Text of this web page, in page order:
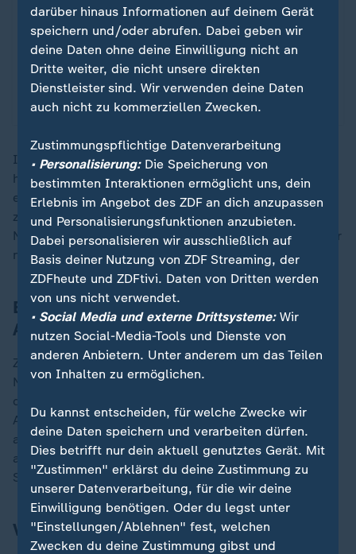
Alexander Zverev hat mentale Probleme öffentlich
gemacht. Der Blick auf seine Karriere zeigt, der
Tennisstar hatte viele Hochs, aber auch Tiefen zu
bewältigen.
von Jannik Schneider
Im dritten Satz ging es dann weiter hin und
her. Lys kam nach einem frühen Aufschlagverlust noch
einmal zurück und hatte beim Stand von 3:3 sogar
zwei weitere Breakchancen. Doch Swiatek bewies
Nervenstärke, hielt ihr Service und nutzte etwas später
nach fast zweieinhalb Stunden ihren ersten Matchball.
Bester Gruppenzweiter kommt ins
Achtelfinale
Zum Auftakt hatten Zverev und Co. mit 3:0 gegen die
Niederlande gewonnen. Bei einem Sieg wäre das
deutsche Team sicher in der Runde der besten Acht.
Auch bei einer Niederlage bestünde noch die Chance
aufs Weiterkommen. Neben den Siegern schafft es
auch der beste Gruppenzweite der drei Gruppen in
Sydney in die K.-o.-Phase.
Vorbereitung auf Australian Open
darüber hinaus Informationen auf deinem Gerät
speichern und/oder abrufen. Dabei geben wir
deine Daten ohne deine Einwilligung nicht an
Dritte weiter, die nicht unsere direkten
Dienstleister sind. Wir verwenden deine Daten
auch nicht zu kommerziellen Zwecken.
Zustimmungspflichtige Datenverarbeitung
• Personalisierung:Die Speicherung von
bestimmten Interaktionen ermöglicht uns, dein
Erlebnis im Angebot des ZDF an dich anzupassen
und Personalisierungsfunktionen anzubieten.
Dabei personalisieren wir ausschließlich auf
Basis deiner Nutzung von ZDF Streaming, der
ZDFheute und ZDFtivi. Daten von Dritten werden
von uns nicht verwendet.
• Social Media und externe Drittsysteme:Wir
nutzen Social-Media-Tools und Dienste von
anderen Anbietern. Unter anderem um das Teilen
von Inhalten zu ermöglichen.
Du kannst entscheiden, für welche Zwecke wir
deine Daten speichern und verarbeiten dürfen.
Dies betrifft nur dein aktuell genutztes Gerät. Mit
"Zustimmen" erklärst du deine Zustimmung zu
unserer Datenverarbeitung, für die wir deine
Einwilligung benötigen. Oder du legst unter
"Einstellungen/Ablehnen" fest, welchen
Zwecken du deine Zustimmung gibst und